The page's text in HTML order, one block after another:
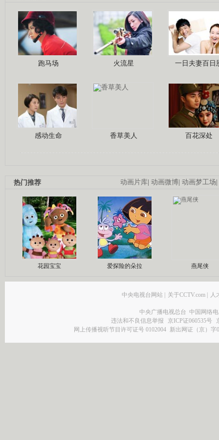
跑马场 火流星 一日夫妻百日
感动生命 香草美人 百花深处
动画片库| 动画微博| 动画梦工场|
热门推荐
花园宝宝 爱探险的朵拉 燕尾侠
中央电视台网站 | 关于CCTV.com | 人
中央广播电视总台 中国网络
违法和不良信息举报
京ICP证060535号
网上传播视听节目许可证号 0102004 新出网证（京）